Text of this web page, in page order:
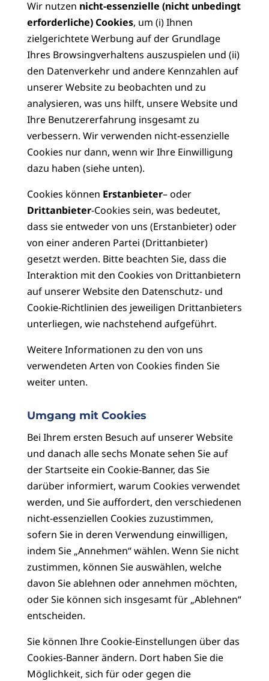
Wir nutzen nicht-essenzielle (nicht unbedingt
erforderliche) Cookies, um (i) Ihnen
zielgerichtete Werbung auf der Grundlage
Ihres Browsingverhaltens auszuspielen und (ii)
den Datenverkehr und andere Kennzahlen auf
unserer Website zu beobachten und zu
analysieren, was uns hilft, unsere Website und
Ihre Benutzererfahrung insgesamt zu
verbessern. Wir verwenden nicht-essenzielle
Cookies nur dann, wenn wir Ihre Einwilligung
dazu haben (siehe unten).
Cookies können Erstanbieter– oder
Drittanbieter-Cookies sein, was bedeutet,
dass sie entweder von uns (Erstanbieter) oder
von einer anderen Partei (Drittanbieter)
gesetzt werden. Bitte beachten Sie, dass die
Interaktion mit den Cookies von Drittanbietern
auf unserer Website den Datenschutz- und
Cookie-Richtlinien des jeweiligen Drittanbieters
unterliegen, wie nachstehend aufgeführt.
Weitere Informationen zu den von uns
verwendeten Arten von Cookies finden Sie
weiter unten.
Umgang mit Cookies
Bei Ihrem ersten Besuch auf unserer Website
und danach alle sechs Monate sehen Sie auf
der Startseite ein Cookie-Banner, das Sie
darüber informiert, warum Cookies verwendet
werden, und Sie auffordert, den verschiedenen
nicht-essenziellen Cookies zuzustimmen,
sofern Sie in deren Verwendung einwilligen,
indem Sie „Annehmen“ wählen. Wenn Sie nicht
zustimmen, können Sie auswählen, welche
davon Sie ablehnen oder annehmen möchten,
oder Sie können sich insgesamt für „Ablehnen“
entscheiden.
Sie können Ihre Cookie-Einstellungen über das
Cookies-Banner ändern. Dort haben Sie die
Möglichkeit, sich für oder gegen die